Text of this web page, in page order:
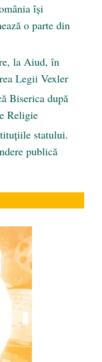
își
o parte din
la Aiud, în
Legii Vexler
Biserica după
Religie
statului.
publică